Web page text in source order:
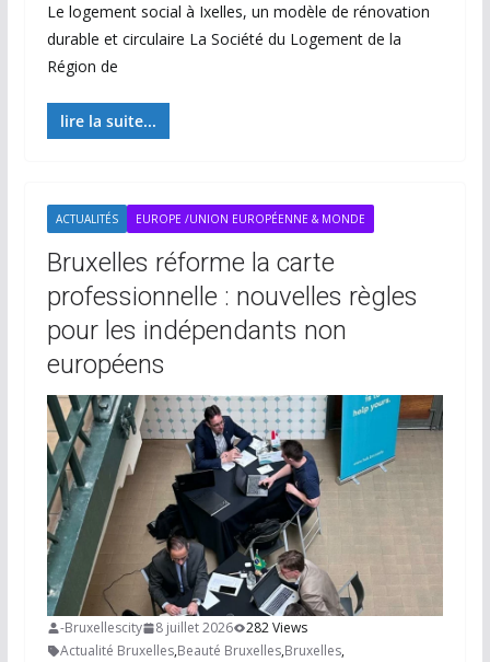
Le logement social à Ixelles, un modèle de rénovation
durable et circulaire La Société du Logement de la
Région de
lire la suite...
ACTUALITÉS EUROPE /UNION EUROPÉENNE & MONDE
Bruxelles réforme la carte
professionnelle : nouvelles règles
pour les indépendants non
européens
-Bruxellescity 8 juillet 2026
282 Views
Actualité Bruxelles,Beauté Bruxelles,Bruxelles,